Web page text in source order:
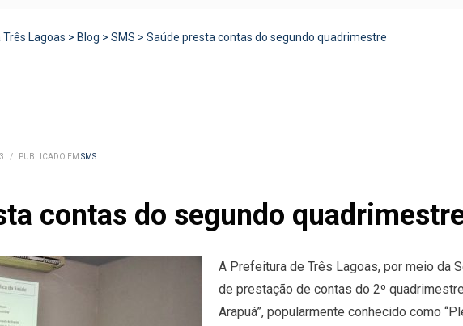
Lagoas > Blog > SMS > Saúde presta contas do segundo quadrimestre
/ PUBLICADO EM SMS
contas do segundo
A Prefeitura de Três Lagoas, por meio da
de prestação de contas do 2º
Arapuá”, popularmente conhecido como